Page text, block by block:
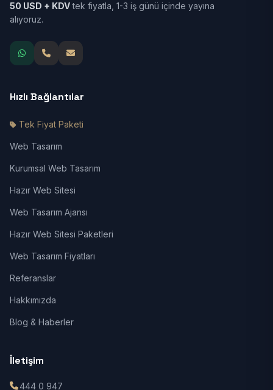
50 USD + KDVtek fiyatla, 1-3 iş günü içinde yayına
alıyoruz.
Hızlı Bağlantılar
Tek Fiyat Paketi
Web Tasarım
Kurumsal Web Tasarım
Hazır Web Sitesi
Web Tasarım Ajansı
Hazır Web Sitesi Paketleri
Web Tasarım Fiyatları
Referanslar
Hakkımızda
Blog & Haberler
İletişim
444 0 947